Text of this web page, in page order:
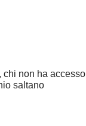
chi non ha accesso
saltano